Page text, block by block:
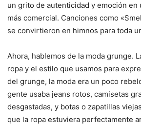
un grito de autenticidad y emoción en
más comercial. Canciones como
se convirtieron en himnos para toda
Ahora, hablemos de la moda grunge.
ropa y el estilo que usamos para
del grunge, la moda era un poco
gente usaba jeans rotos, camisetas
desgastadas, y botas o zapatillas
que la ropa estuviera perfectamente